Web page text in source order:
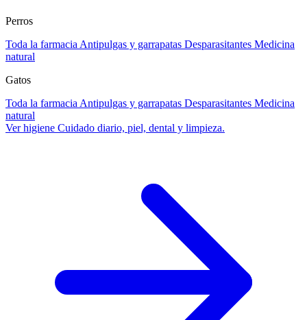
Perros
Toda la farmacia Antipulgas y garrapatas Desparasitantes Medicina
natural
Gatos
Toda la farmacia Antipulgas y garrapatas Desparasitantes Medicina
natural
Ver higiene Cuidado diario, piel, dental y limpieza.